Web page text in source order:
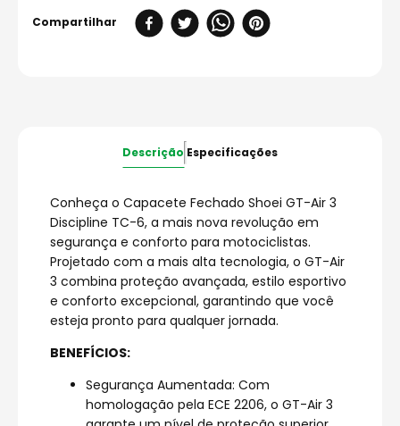
Descrição Especificações
Conheça o Capacete Fechado Shoei GT-Air 3
Discipline TC-6, a mais nova revolução em
segurança e conforto para motociclistas.
Projetado com a mais alta tecnologia, o GT-Air
3 combina proteção avançada, estilo esportivo
e conforto excepcional, garantindo que você
esteja pronto para qualquer jornada.
BENEFÍCIOS:
Segurança Aumentada: Com
homologação pela ECE 2206, o GT-Air 3